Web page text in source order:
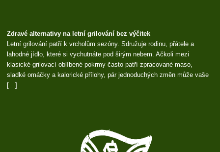
Zdravé alternativy na letní grilování bez výčitek
Letní grilování patří k vrcholům sezóny. Sdružuje rodinu, přátele a
lahodné jídlo, které si vychutnáte pod širým nebem. Ačkoli mezi
klasické grilovací oblíbené pokrmy často patří zpracované maso,
sladké omáčky a kalorické přílohy, pár jednoduchých změn může vaše
[…]